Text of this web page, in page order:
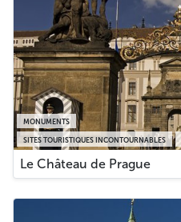
SITES TOURISTIQUES INCONTOURNABLES
MONUMENTS
Le Château de Prague